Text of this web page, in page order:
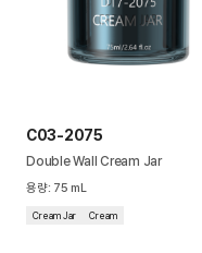
C03-2075
Double Wall Cream Jar
용량: 75 mL
Cream Jar Cream